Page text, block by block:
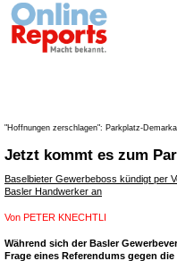
"Hoffnungen zerschlagen": Parkplatz-
Jetzt kommt es zum
Baselbieter Gewerbeboss kündigt per
Basler Handwerker an
Von PETER KNECHTLI
Während sich der Basler
Frage eines Referendums gegen